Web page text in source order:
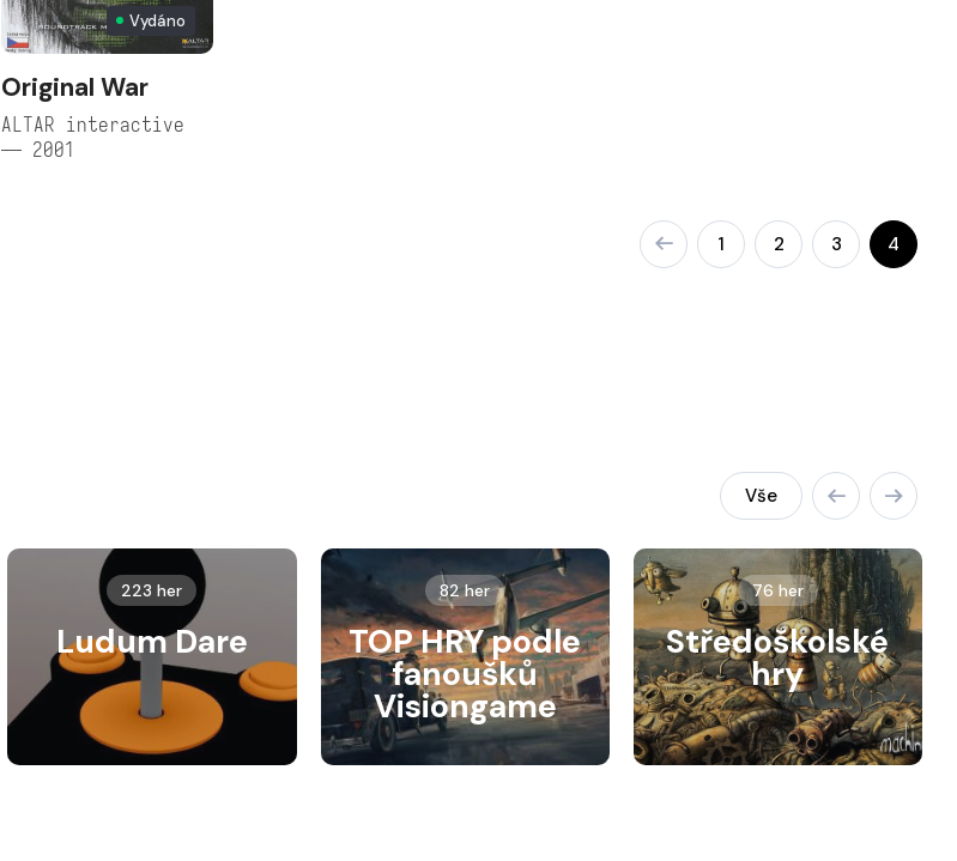
Vydáno
Original War
ALTAR interactive
— 2001
1 2 3 4
Vše
223 her
Ludum Dare
82 her
TOP HRY podle
fanoušků
Visiongame
76 her
Středoškolské
hry